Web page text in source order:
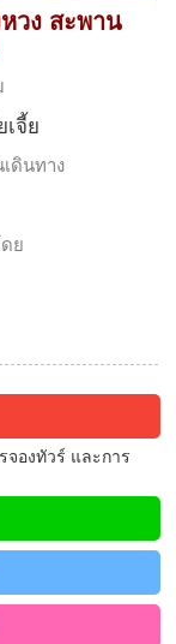
วง สะพาน
เจี้ย
ดินทาง
ย
องทัวร์ และการ